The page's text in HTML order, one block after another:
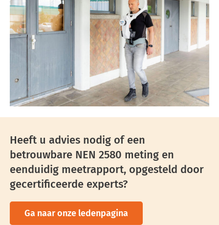
Heeft u advies nodig of een
betrouwbare NEN 2580 meting en
eenduidig meetrapport, opgesteld door
gecertificeerde experts?
Ga naar onze ledenpagina